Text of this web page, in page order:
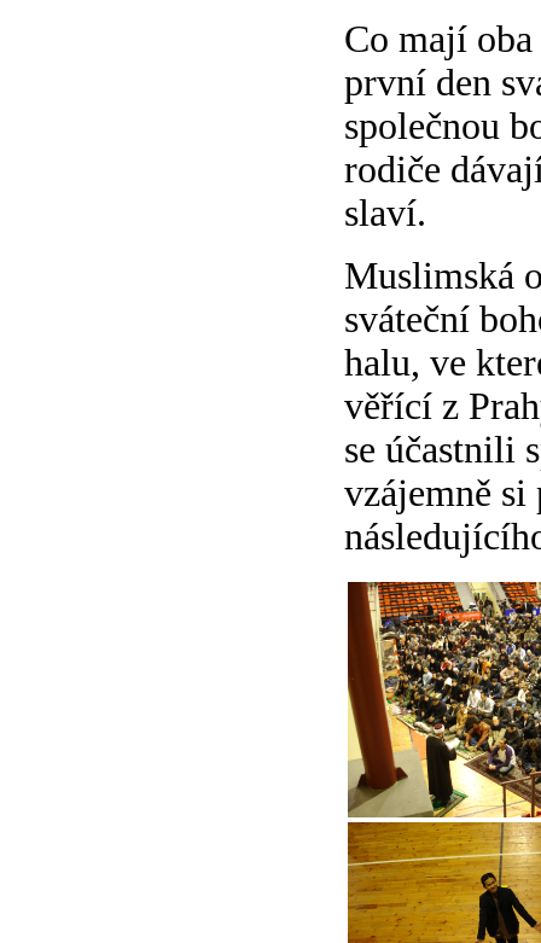
Co mají
první den
společnou
rodiče
slaví.
Muslimská
sváteční
halu, ve
věřící z
se účastnili
vzájemně si